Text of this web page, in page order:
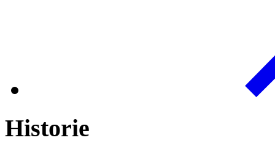
Historie